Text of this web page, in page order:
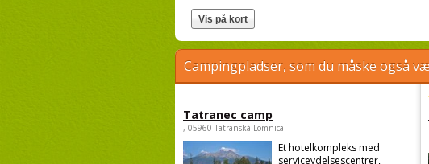
Campingpladser, som du måske også
Tatranec camp
, 05960 Tatranská Lomnica
Et hotelkompleks med
serviceydelsescentrer,